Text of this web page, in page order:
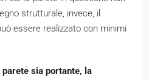
strutturale, invece, il
essere realizzato con minimi
sia portante, la